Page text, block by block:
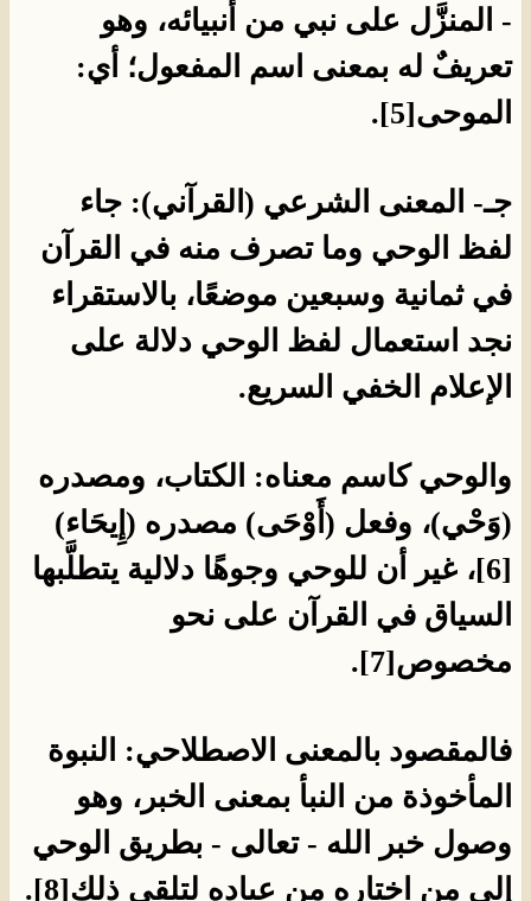
- المنزَّل على نبي من أنبيائه، وهو
تعريفٌ له بمعنى اسم المفعول؛ أي:
الموحى[5].
جـ- المعنى الشرعي (القرآني): جاء
لفظ الوحي وما تصرف منه في القرآن
في ثمانية وسبعين موضعًا، بالاستقراء
نجد استعمال لفظ الوحي دلالة على
الإعلام الخفي السريع.
والوحي كاسم معناه: الكتاب، ومصدره
(وَحْي)، وفعل (أَوْحَى) مصدره (إِيحَاء)
[6]، غير أن للوحي وجوهًا دلالية يتطلَّبها
السياق في القرآن على نحو
مخصوص[7].
فالمقصود بالمعنى الاصطلاحي: النبوة
المأخوذة من النبأ بمعنى الخبر، وهو
وصول خبر الله - تعالى - بطريق الوحي
إلى من اختاره من عباده لتلقي ذلك[8].